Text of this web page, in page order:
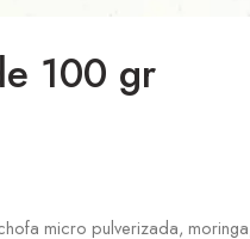
100 gr
micro pulverizada,